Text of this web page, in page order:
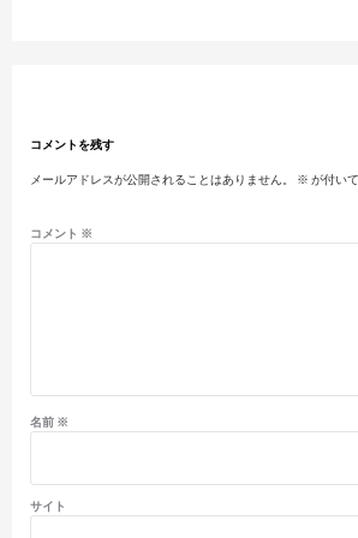
コメントを残す
メールアドレスが公開されることはありません。 ※ が付い
コメント ※
名前 ※
サイト